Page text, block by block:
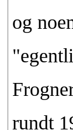
og
rundt